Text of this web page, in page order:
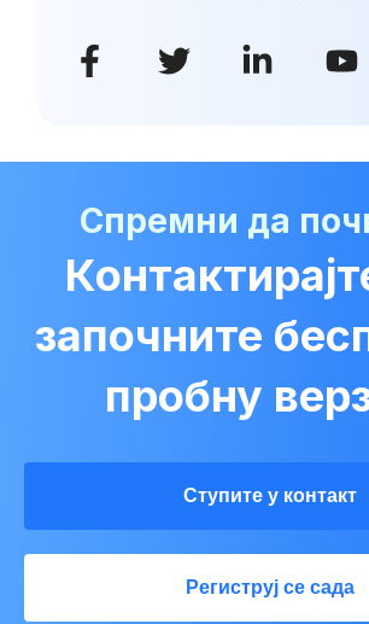
Спремни да
започните
пробну
Ступите у контакт
Региструј се сада